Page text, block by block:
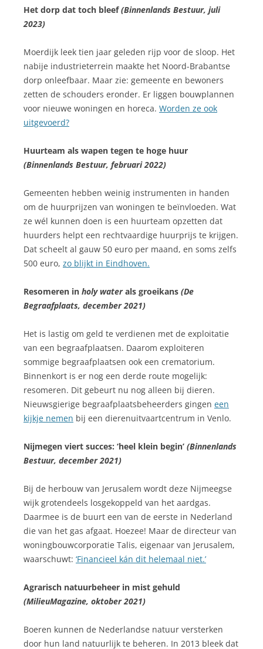
Het dorp dat toch bleef(Binnenlands Bestuur, juli
2023)
Moerdijk leek tien jaar geleden rijp voor de sloop. Het
nabije industrieterrein maakte het Noord-Brabantse
dorp onleefbaar. Maar zie: gemeente en bewoners
zetten de schouders eronder. Er liggen bouwplannen
voor nieuwe woningen en horeca. Worden ze ook
uitgevoerd?
Huurteam als wapen tegen te hoge huur
(Binnenlands Bestuur, februari 2022)
Gemeenten hebben weinig instrumenten in handen
om de huurprijzen van woningen te beïnvloeden. Wat
ze wél kunnen doen is een huurteam opzetten dat
huurders helpt een rechtvaardige huurprijs te krijgen.
Dat scheelt al gauw 50 euro per maand, en soms zelfs
500 euro, zo blijkt in Eindhoven.
Resomeren in holy waterals groeikans (De
Begraafplaats, december 2021)
Het is lastig om geld te verdienen met de exploitatie
van een begraafplaatsen. Daarom exploiteren
sommige begraafplaatsen ook een crematorium.
Binnenkort is er nog een derde route mogelijk:
resomeren. Dit gebeurt nu nog alleen bij dieren.
Nieuwsgierige begraafplaatsbeheerders gingen een
kijkje nemen bij een dierenuitvaartcentrum in Venlo.
Nijmegen viert succes: ‘heel klein begin’ (Binnenlands
Bestuur, december 2021)
Bij de herbouw van Jerusalem wordt deze Nijmeegse
wijk grotendeels losgekoppeld van het aardgas.
Daarmee is de buurt een van de eerste in Nederland
die van het gas afgaat. Hoezee! Maar de directeur van
woningbouwcorporatie Talis, eigenaar van Jerusalem,
waarschuwt: ‘Financieel kán dit helemaal niet.’
Agrarisch natuurbeheer in mist gehuld
(MilieuMagazine, oktober 2021)
Boeren kunnen de Nederlandse natuur versterken
door hun land natuurlijk te beheren. In 2013 bleek dat